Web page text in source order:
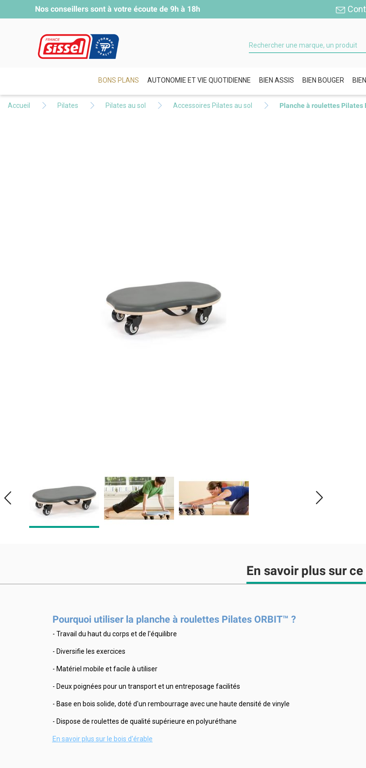
Nos conseillers sont à votre écoute de 9h à 18h
BONS PLANS AUTONOMIE ET VIE QUOTIDIENNE BIEN ASSIS BIEN BOUGER
Accueil Pilates Pilates au sol Accessoires Pilates au sol Planche à roulettes Pilates
En savoir plus sur
Pourquoi utiliser la planche à roulettes Pilates ORBIT™ ?
- Travail du haut du corps et de l'équilibre
- Diversifie les exercices
- Matériel mobile et facile à utiliser
- Deux poignées pour un transport et un entreposage facilités
- Base en bois solide, doté d'un rembourrage avec une haute densité de vinyle
- Dispose de roulettes de qualité supérieure en polyuréthane
En savoir plus sur le bois d'érable